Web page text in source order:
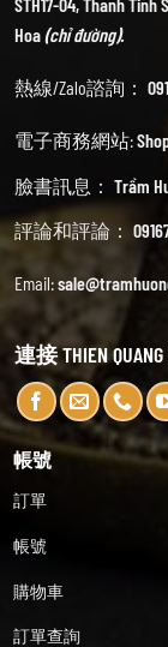
Hoa(chỉ đường).
熱線/Zalo諮詢：
電子商務網站:
臉書訊息： Trầm
評論和評論：
Email:
連接 THIEN
帳號
訂單
帳號
購物車
訂單查詢